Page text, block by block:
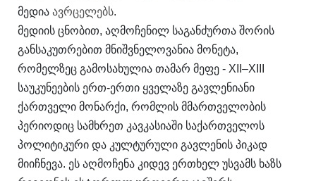
მედია ავრცელებს.
მედიის ცნობით, აღმოჩენილ საგანძურთა შორის
განსაკუთრებით მნიშვნელოვანია მონეტა,
რომელზეც გამოსახულია თამარ მეფე - XII–XIII
საუკუნეების ერთ-ერთი ყველაზე გავლენიანი
ქართველი მონარქი, რომლის მმართველობის
პერიოდიც სამხრეთ კავკასიაში საქართველოს
პოლიტიკური და კულტურული გავლენის პიკად
მიიჩნევა. ეს აღმოჩენა კიდევ ერთხელ უსვამს ხაზს